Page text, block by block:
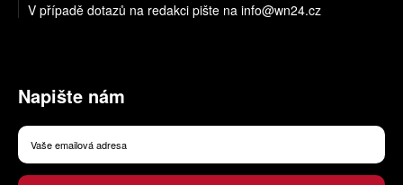
V případě dotazů na redakci pište na info@wn24.cz
Napište nám